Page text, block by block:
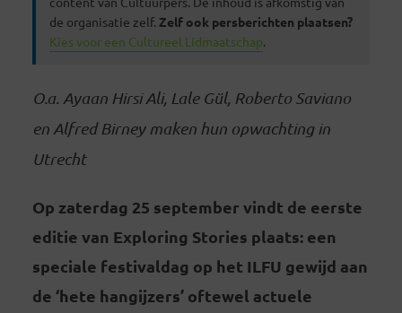
de organisatie zelf. Zelf ook persberichten plaatsen?
Kies voor een Cultureel Lidmaatschap.
O.a. Ayaan Hirsi Ali, Lale Gül, Roberto Saviano
en Alfred Birney maken hun opwachting in
Utrecht
Op zaterdag 25 september vindt de eerste
editie van Exploring Stories plaats: een
speciale festivaldag op het ILFU gewijd aan
de ‘hete hangijzers’ oftewel actuele